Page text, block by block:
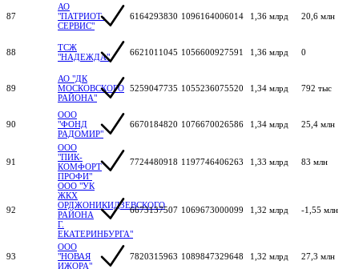
87
АО
"ПАТРИОТ-
СЕРВИС"
6164293830 1096164006014 1,36 млрд 20,6 млн
88
ТСЖ
"НАДЕЖДА"
6621011045 1056600927591 1,36 млрд 0
89
АО "ДК
МОСКОВСКОГО
РАЙОНА"
5259047735 1055236075520 1,34 млрд 792 тыс
90
ООО
"ФОНД
РАДОМИР"
6670184820 1076670026586 1,34 млрд 25,4 млн
91
ООО
"ПИК-
КОМФОРТ
ПРОФИ"
7724480918 1197746406263 1,33 млрд 83 млн
92
ООО "УК
ЖКХ
ОРДЖОНИКИДЗЕВСКОГО
РАЙОНА
Г.
ЕКАТЕРИНБУРГА"
6673137507 1069673000099 1,32 млрд -1,55 млн
93
ООО
"НОВАЯ
ИЖОРА"
7820315963 1089847329648 1,32 млрд 27,3 млн